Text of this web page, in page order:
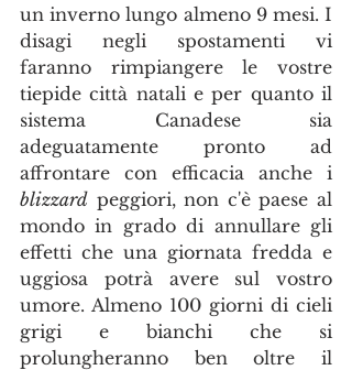
un inverno lungo almeno 9 mesi. I
disagi negli spostamenti vi
faranno rimpiangere le vostre
tiepide città natali e per quanto il
sistema Canadese sia
adeguatamente pronto ad
blizzard peggiori, non c'è paese al
mondo in grado di annullare gli
effetti che una giornata fredda e
uggiosa potrà avere sul vostro
umore. Almeno 100 giorni di cieli
grigi e bianchi che si
prolungheranno ben oltre il